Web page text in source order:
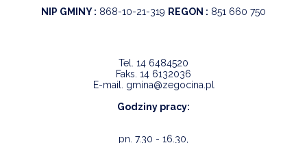
NIP GMINY : 868-10-21-319 REGON : 851 660 750
Tel. 14 6484520
Faks. 14 6132036
E-mail. gmina@zegocina.pl
Godziny pracy:
pn. 7.30 - 16.30,